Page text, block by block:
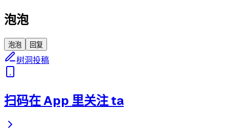
泡泡
泡泡 回复
树洞投稿
扫码在 App 里关注 ta